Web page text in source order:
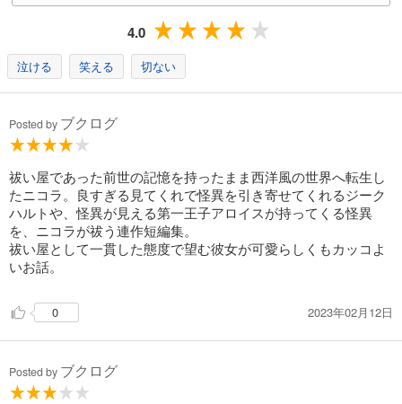
4.0
泣ける 笑える 切ない
Posted by ブクログ
祓い屋であった前世の記憶を持ったまま西洋風の世界へ転生し
たニコラ。良すぎる見てくれで怪異を引き寄せてくれるジーク
ハルトや、怪異が見える第一王子アロイスが持ってくる怪異
を、ニコラが祓う連作短編集。
祓い屋として一貫した態度で望む彼女が可愛らしくもカッコよ
いお話。
0 2023年02月12日
Posted by ブクログ